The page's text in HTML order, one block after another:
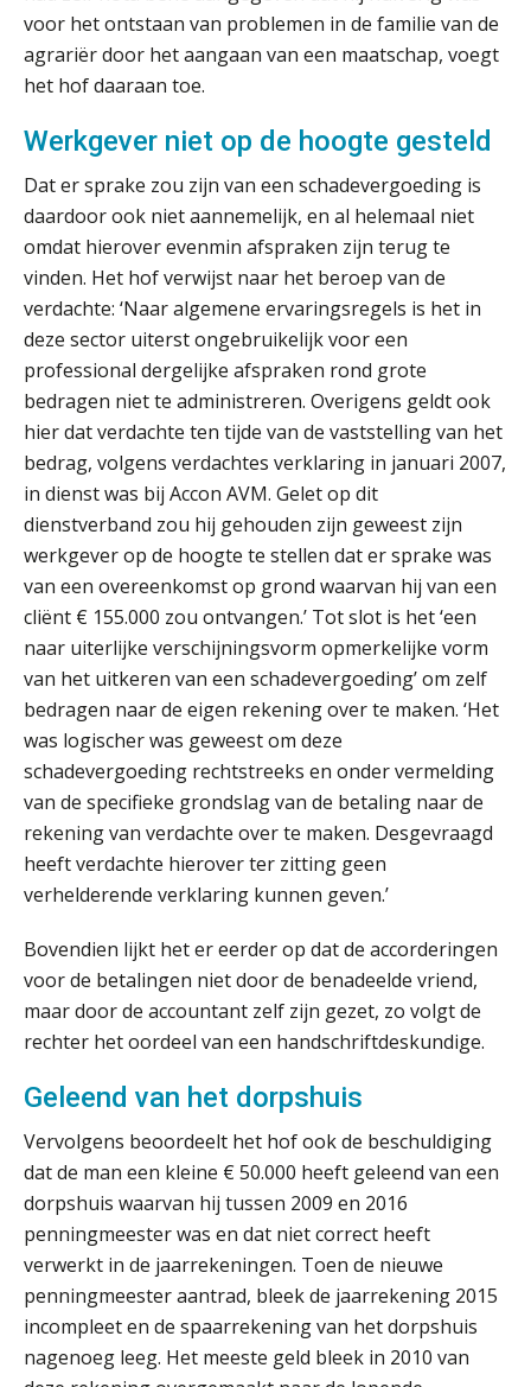
voor het ontstaan van problemen in de familie van de
agrariër door het aangaan van een maatschap, voegt
het hof daaraan toe.
Werkgever niet op de hoogte gesteld
Dat er sprake zou zijn van een schadevergoeding is
daardoor ook niet aannemelijk, en al helemaal niet
omdat hierover evenmin afspraken zijn terug te
vinden. Het hof verwijst naar het beroep van de
verdachte: ‘Naar algemene ervaringsregels is het in
deze sector uiterst ongebruikelijk voor een
professional dergelijke afspraken rond grote
bedragen niet te administreren. Overigens geldt ook
hier dat verdachte ten tijde van de vaststelling van het
bedrag, volgens verdachtes verklaring in januari 2007,
in dienst was bij Accon AVM. Gelet op dit
dienstverband zou hij gehouden zijn geweest zijn
werkgever op de hoogte te stellen dat er sprake was
van een overeenkomst op grond waarvan hij van een
cliënt € 155.000 zou ontvangen.’ Tot slot is het ‘een
naar uiterlijke verschijningsvorm opmerkelijke vorm
van het uitkeren van een schadevergoeding’ om zelf
bedragen naar de eigen rekening over te maken. ‘Het
was logischer was geweest om deze
schadevergoeding rechtstreeks en onder vermelding
van de specifieke grondslag van de betaling naar de
rekening van verdachte over te maken. Desgevraagd
heeft verdachte hierover ter zitting geen
verhelderende verklaring kunnen geven.’
Bovendien lijkt het er eerder op dat de accorderingen
voor de betalingen niet door de benadeelde vriend,
maar door de accountant zelf zijn gezet, zo volgt de
rechter het oordeel van een handschriftdeskundige.
Geleend van het dorpshuis
Vervolgens beoordeelt het hof ook de beschuldiging
dat de man een kleine € 50.000 heeft geleend van een
dorpshuis waarvan hij tussen 2009 en 2016
penningmeester was en dat niet correct heeft
verwerkt in de jaarrekeningen. Toen de nieuwe
penningmeester aantrad, bleek de jaarrekening 2015
incompleet en de spaarrekening van het dorpshuis
nagenoeg leeg. Het meeste geld bleek in 2010 van
‘De accountant is essentieel voor
Waarom een VOF-contract net zo
belangrijk is als het zakelijk plan zelf
Waarom jouw klant sneller
antwoordt via een app dan via de
mail
iXBRL controleren: wanneer moet
het, en waar let je op?
Het herbeleggen van de
Herinvesteringsreserve (HIR) in een
vastgoedbeleggingsfonds?
Inzicht in je organisatie: de kracht zit
in eenvoud
Ketenmachtigingen centraal beheren:
zo werkt u slimmer met eHerkenning
de autonome AI-boekhouder
De curator klopt aan: wat moet een
faillissement van een klant?
Eenvoudig bankrekeningen koppelen
met Twinfield, Exact Online en
Van Mook: “Met Minox Focus wil ik
groeien naar twee keer zoveel
Van losse vastlegging naar
Woord & Daad: “Van wildgroei naar
Scan-en-herken haalt de druk niet van
je kwartaalafsluiting. Dit wel.
Uitspraak Hoge Raad: subsidie voor
belast met btw
Informer Money genomineerd voor
Best FinTech Startup of the Year
België
Wwft-compliance in 2026: doen we